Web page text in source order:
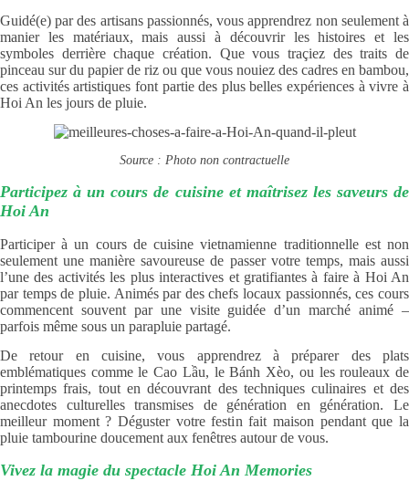
Guidé(e) par des artisans passionnés, vous apprendrez non seulement à
manier les matériaux, mais aussi à découvrir les histoires et les
symboles derrière chaque création. Que vous traçiez des traits de
pinceau sur du papier de riz ou que vous nouiez des cadres en bambou,
ces activités artistiques font partie des plus belles expériences à vivre à
Hoi An les jours de pluie.
Source : Photo non contractuelle
Participez à un cours de cuisine et maîtrisez les saveurs de
Hoi An
Participer à un cours de cuisine vietnamienne traditionnelle est non
seulement une manière savoureuse de passer votre temps, mais aussi
l’une des activités les plus interactives et gratifiantes à faire à Hoi An
par temps de pluie. Animés par des chefs locaux passionnés, ces cours
commencent souvent par une visite guidée d’un marché animé –
parfois même sous un parapluie partagé.
De retour en cuisine, vous apprendrez à préparer des plats
emblématiques comme le Cao Lầu, le Bánh Xèo, ou les rouleaux de
printemps frais, tout en découvrant des techniques culinaires et des
anecdotes culturelles transmises de génération en génération. Le
meilleur moment ? Déguster votre festin fait maison pendant que la
pluie tambourine doucement aux fenêtres autour de vous.
Vivez la magie du spectacle Hoi An Memories